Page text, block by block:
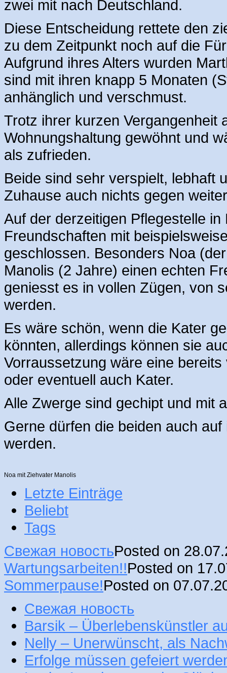
zwei mit nach Deutschland.
Diese Entscheidung rettete den
zu dem Zeitpunkt noch auf die
Aufgrund ihres Alters wurden
sind mit ihren knapp 5 Monaten
anhänglich und verschmust.
Trotz ihrer kurzen Vergangenheit
Wohnungshaltung gewöhnt und
als zufrieden.
Beide sind sehr verspielt, lebhaft
Zuhause auch nichts gegen
Auf der derzeitigen Pflegestelle
Freundschaften mit
geschlossen. Besonders Noa
Manolis (2 Jahre) einen echten
geniesst es in vollen Zügen, von
werden.
Es wäre schön, wenn die Kater
könnten, allerdings können sie
Vorraussetzung wäre eine
oder eventuell auch Kater.
Alle Zwerge sind gechipt und mit
Gerne dürfen die beiden auch
werden.
Noa mit Ziehvater Manolis
Letzte Einträge
Beliebt
Tags
Свежая новостьPosted on
Wartungsarbeiten!!Posted on
Sommerpause!Posted on
Свежая новость
Barsik – Überlebenskünstler
Nelly – Unerwünscht, als
Erfolge müssen gefeiert